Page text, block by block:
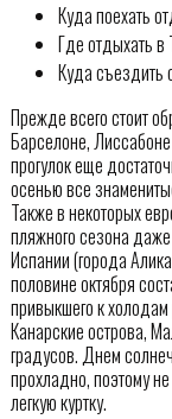
Куда поехать
Где отдыхать в
Куда съездить
Прежде всего стоит
Барселоне,
прогулок еще
осенью все
Также в некоторых
пляжного сезона
Испании (города
половине октября
привыкшего к холодам
Канарские острова,
градусов. Днем
прохладно, поэтому
легкую куртку.